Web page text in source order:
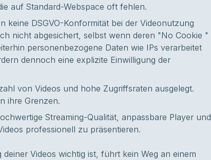
auf Standard-Webspace oft fehlen.
keine DSGVO-Konformität bei der Videonutzung
nicht abgesichert, selbst wenn deren "No Cookie "
personenbezogene Daten wie IPs verarbeitet
dennoch eine explizite Einwilligung der
von Videos und hohe Zugriffsraten ausgelegt.
ihre Grenzen.
Streaming-Qualität, anpassbare Player und
professionell zu präsentieren.
Videos wichtig ist, führt kein Weg an einem